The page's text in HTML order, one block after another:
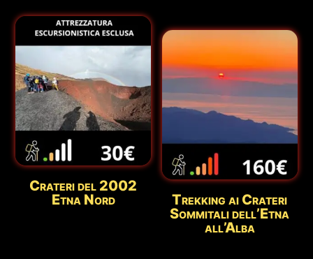
Crateri del 2002
Etna Nord
Trekking ai Crateri
Sommitali dell’Etna
all’Alba